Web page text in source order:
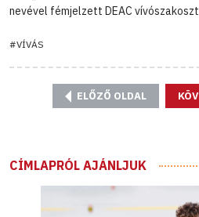
nevével fémjelzett DEAC
#VÍVÁS
ELŐZŐ OLDAL
CÍMLAPRÓL AJÁNLJUK